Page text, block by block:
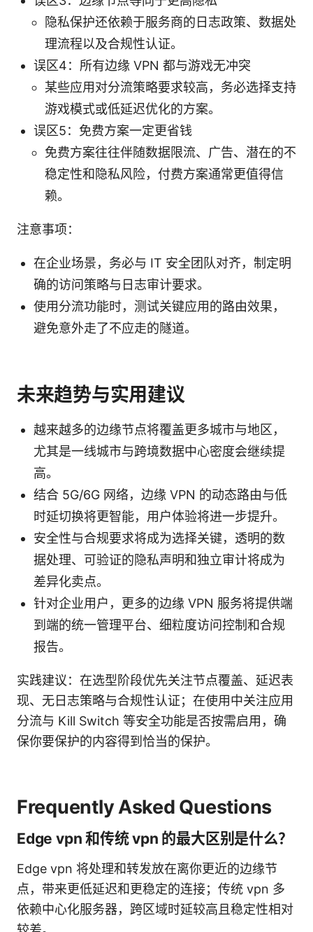
隐私保护还依赖于服务商的日志政策、数据处
理流程以及合规性认证。
误区4：所有边缘 VPN 都与游戏无冲突
某些应用对分流策略要求较高，务必选择支持
游戏模式或低延迟优化的方案。
误区5：免费方案一定更省钱
免费方案往往伴随数据限流、广告、潜在的不
稳定性和隐私风险，付费方案通常更值得信
赖。
注意事项：
在企业场景，务必与 IT 安全团队对齐，制定明
确的访问策略与日志审计要求。
使用分流功能时，测试关键应用的路由效果，
避免意外走了不应走的隧道。
未来趋势与实用建议
越来越多的边缘节点将覆盖更多城市与地区，
尤其是一线城市与跨境数据中心密度会继续提
高。
结合 5G/6G 网络，边缘 VPN 的动态路由与低
时延切换将更智能，用户体验将进一步提升。
安全性与合规要求将成为选择关键，透明的数
据处理、可验证的隐私声明和独立审计将成为
差异化卖点。
针对企业用户，更多的边缘 VPN 服务将提供端
到端的统一管理平台、细粒度访问控制和合规
报告。
实践建议：在选型阶段优先关注节点覆盖、延迟表
现、无日志策略与合规性认证；在使用中关注应用
分流与 Kill Switch 等安全功能是否按需启用，确
保你要保护的内容得到恰当的保护。
Frequently Asked Questions
Edge vpn 和传统 vpn 的最大区别是什么？
Edge vpn 将处理和转发放在离你更近的边缘节
点，带来更低延迟和更稳定的连接；传统 vpn 多
依赖中心化服务器，跨区域时延较高且稳定性相对